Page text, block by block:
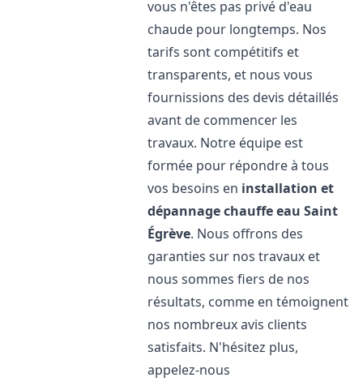
vous n'êtes pas privé d'eau
chaude pour longtemps. Nos
tarifs sont compétitifs et
transparents, et nous vous
fournissions des devis détaillés
avant de commencer les
travaux. Notre équipe est
formée pour répondre à tous
vos besoins en installation et
dépannage chauffe eau Saint
Égrève. Nous offrons des
garanties sur nos travaux et
nous sommes fiers de nos
résultats, comme en témoignent
nos nombreux avis clients
satisfaits. N'hésitez plus,
appelez-nous